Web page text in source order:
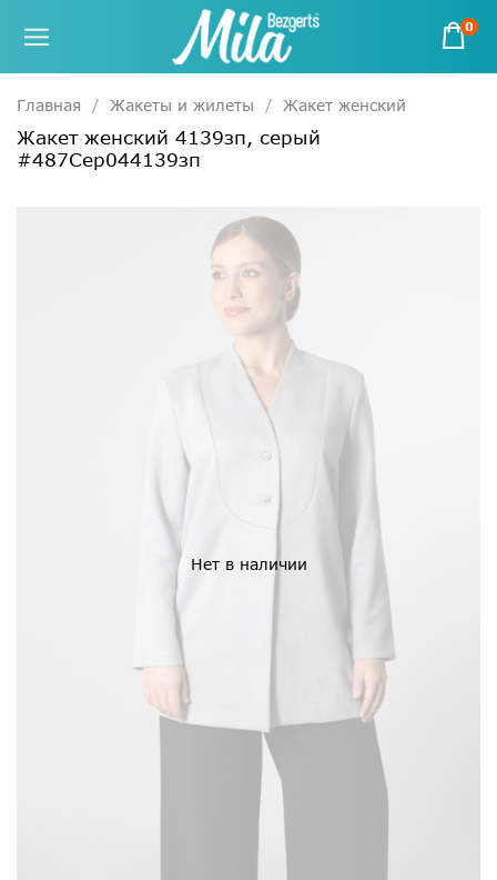
0
Главная Жакеты и жилеты Жакет женский
Жакет женский 4139зп, серый
#487Сер044139зп
Нет в наличии